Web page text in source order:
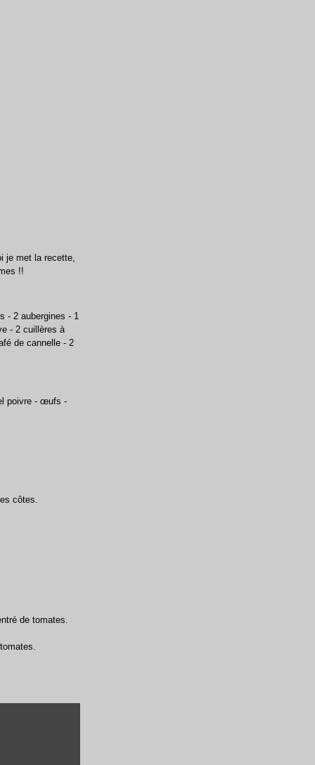
je met la recette,
!!
- 2 aubergines - 1
- 2 cuillères à
de cannelle - 2
poivre - œufs -
côtes.
de tomates.